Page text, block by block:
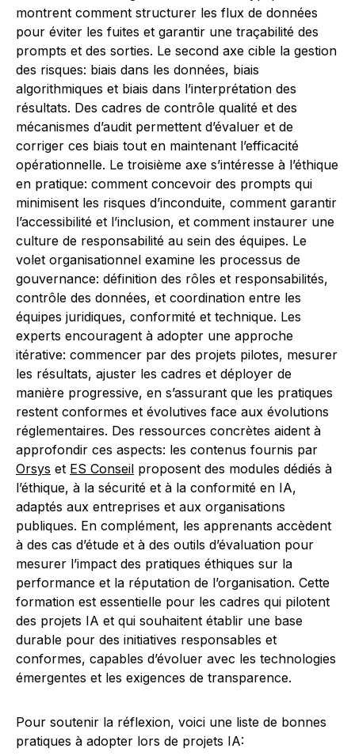
montrent comment structurer les flux de données
pour éviter les fuites et garantir une traçabilité des
prompts et des sorties. Le second axe cible la gestion
des risques: biais dans les données, biais
algorithmiques et biais dans l’interprétation des
résultats. Des cadres de contrôle qualité et des
mécanismes d’audit permettent d’évaluer et de
corriger ces biais tout en maintenant l’efficacité
opérationnelle. Le troisième axe s’intéresse à l’éthique
en pratique: comment concevoir des prompts qui
minimisent les risques d’inconduite, comment garantir
l’accessibilité et l’inclusion, et comment instaurer une
culture de responsabilité au sein des équipes. Le
volet organisationnel examine les processus de
gouvernance: définition des rôles et responsabilités,
contrôle des données, et coordination entre les
équipes juridiques, conformité et technique. Les
experts encouragent à adopter une approche
itérative: commencer par des projets pilotes, mesurer
les résultats, ajuster les cadres et déployer de
manière progressive, en s’assurant que les pratiques
restent conformes et évolutives face aux évolutions
réglementaires. Des ressources concrètes aident à
approfondir ces aspects: les contenus fournis par
Orsys et ES Conseil proposent des modules dédiés à
l’éthique, à la sécurité et à la conformité en IA,
adaptés aux entreprises et aux organisations
publiques. En complément, les apprenants accèdent
à des cas d’étude et à des outils d’évaluation pour
mesurer l’impact des pratiques éthiques sur la
performance et la réputation de l’organisation. Cette
formation est essentielle pour les cadres qui pilotent
des projets IA et qui souhaitent établir une base
durable pour des initiatives responsables et
conformes, capables d’évoluer avec les technologies
émergentes et les exigences de transparence.
Pour soutenir la réflexion, voici une liste de bonnes
pratiques à adopter lors de projets IA: